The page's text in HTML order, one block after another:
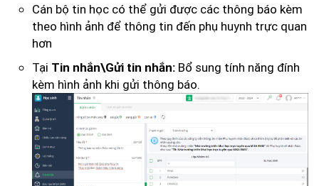
Cán bộ tin học có thể gửi được các thông báo kèm
theo hình ảnh để thông tin đến phụ huynh trực quan
hơn
Tại Tin nhắn\Gửi tin nhắn: Bổ sung tính năng đính
kèm hình ảnh khi gửi thông báo.